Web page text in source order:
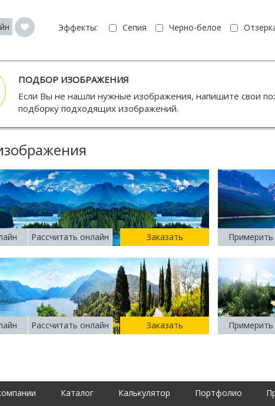
Эффекты: Сепия Черно-белое
ПОДБОР ИЗОБРАЖЕНИЯ
Если Вы не нашли нужные изображения, напишите свои
подборку подходящих изображений.
Рассчитать онлайн Заказать Примерить
Рассчитать онлайн Заказать Примерить
Каталог Калькулятор Портфолио